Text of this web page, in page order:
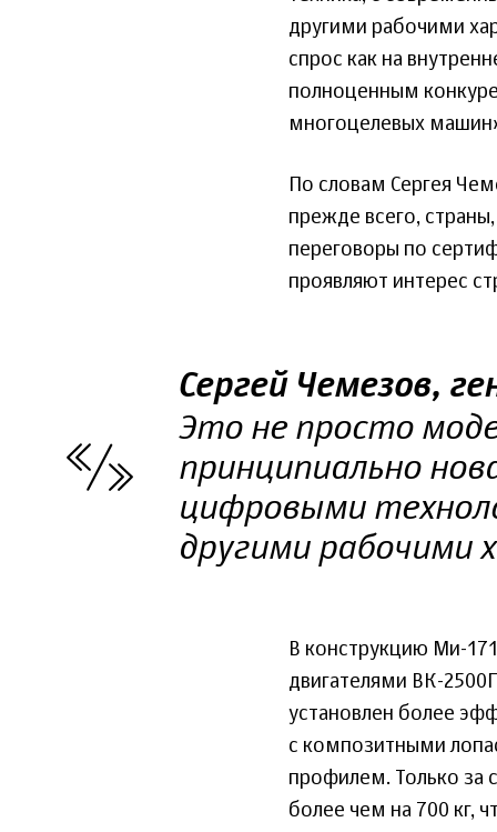
другими рабочими
спрос как на
полноценным
многоцелевых
По словам Сергея
прежде всего,
переговоры по
проявляют интерес
Сергей Чемезов,
Это не просто
принципиально
цифровыми
другими рабочими
В конструкцию Ми-
двигателями ВК-
установлен более
с композитными
профилем. Только за
более чем на 700 кг,